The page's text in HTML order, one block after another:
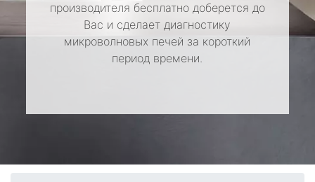
производителя бесплатно доберется до
Вас и сделает диагностику
микроволновых печей за короткий
период времени.